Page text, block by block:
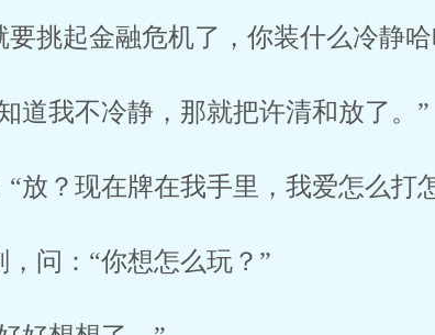
挑起金融危机了，你装什么冷静
道我不冷静，那就把许清和放了。”
“放？现在牌在我手里，我爱怎么打
问：“你想怎么玩？”